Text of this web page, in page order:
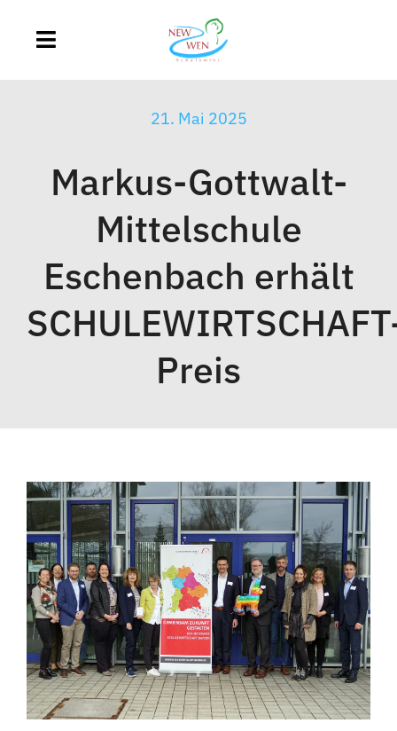
InhaltToggle
Schulentwicklung
Hilfe & Beratung
21. Mai 2025
Markus-Gottwalt-
Mittelschule
Eschenbach erhält
Preis